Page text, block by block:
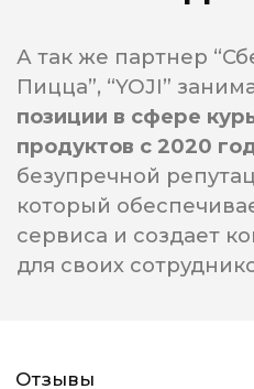
ЗИМОЙ И ЛЕТОМ...
ДРУЖНАЯ